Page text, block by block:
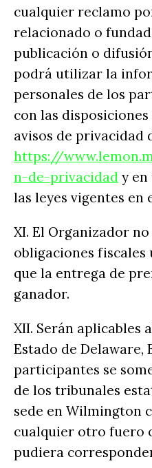
cualquier reclamo
relacionado o
publicación o
podrá utilizar la
personales de los
con las
avisos de privacidad
https://
n-de-privacidad y
las leyes vigentes en
XI. El Organizador
obligaciones
que la entrega de
ganador.
XII. Serán aplicables
Estado de Delaware,
participantes se
de los tribunales
sede en Wilmington
cualquier otro fuero
pudiera